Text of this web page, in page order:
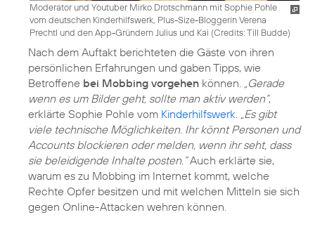
Moderator und Youtuber Mirko Drotschmann mit Sophie Pohle
vom deutschen Kinderhilfswerk, Plus-Size-Bloggerin Verena
Prechtl und den App-Gründern Julius und Kai (Credits: Till Budde)
Nach dem Auftakt berichteten die Gäste von ihren
persönlichen Erfahrungen und gaben Tipps, wie
Betroffene bei Mobbing vorgehen können.
„Gerade
wenn es um Bilder geht, sollte man aktiv werden“,
erklärte Sophie Pohle vom Kinderhilfswerk
„Es gibt
viele technische Möglichkeiten. Ihr könnt Personen und
Accounts blockieren oder melden, wenn ihr seht, dass
sie beleidigende Inhalte posten.“Auch erklärte sie,
warum es zu Mobbing im Internet kommt, welche
Rechte Opfer besitzen und mit welchen Mitteln sie sich
gegen Online-Attacken wehren können.